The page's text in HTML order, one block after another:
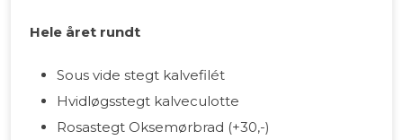
Hele året rundt
Sous vide stegt kalvefilét
Hvidløgsstegt kalveculotte
Rosastegt Oksemørbrad (+30,-)